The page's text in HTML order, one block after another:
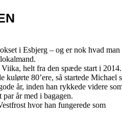
i Esbjerg – og er nok hvad man
helt fra den spæde start i 2014.
80’ere, så startede Michael
år, inden han rykkede videre
år med i bagagen.
hvor han fungerede som